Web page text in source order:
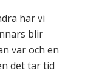
har vi
blir
var och en
det tar tid